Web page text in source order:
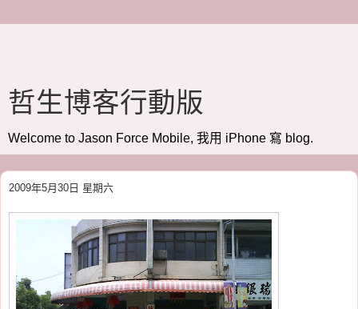
哲生博客行動版
Welcome to Jason Force Mobile, 我用 iPhone 寫 blog.
2009年5月30日 星期六